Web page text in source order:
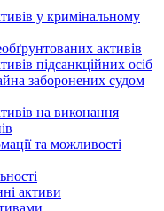
у кримінальному
активів
підсанкційних осіб
заборонених судом
на виконання
та можливості
активи